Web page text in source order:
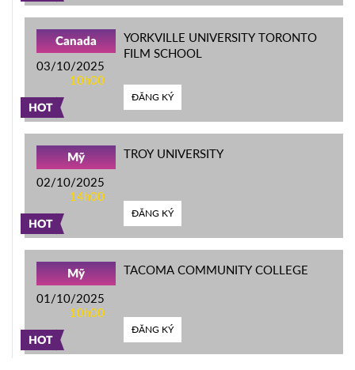
HOT
Canada
03/10/2025
10h00
YORKVILLE UNIVERSITY TORONTO
FILM SCHOOL
ĐĂNG KÝ
HOT
Mỹ
02/10/2025
14h00
TROY UNIVERSITY
ĐĂNG KÝ
HOT
Mỹ
01/10/2025
10h00
TACOMA COMMUNITY COLLEGE
ĐĂNG KÝ